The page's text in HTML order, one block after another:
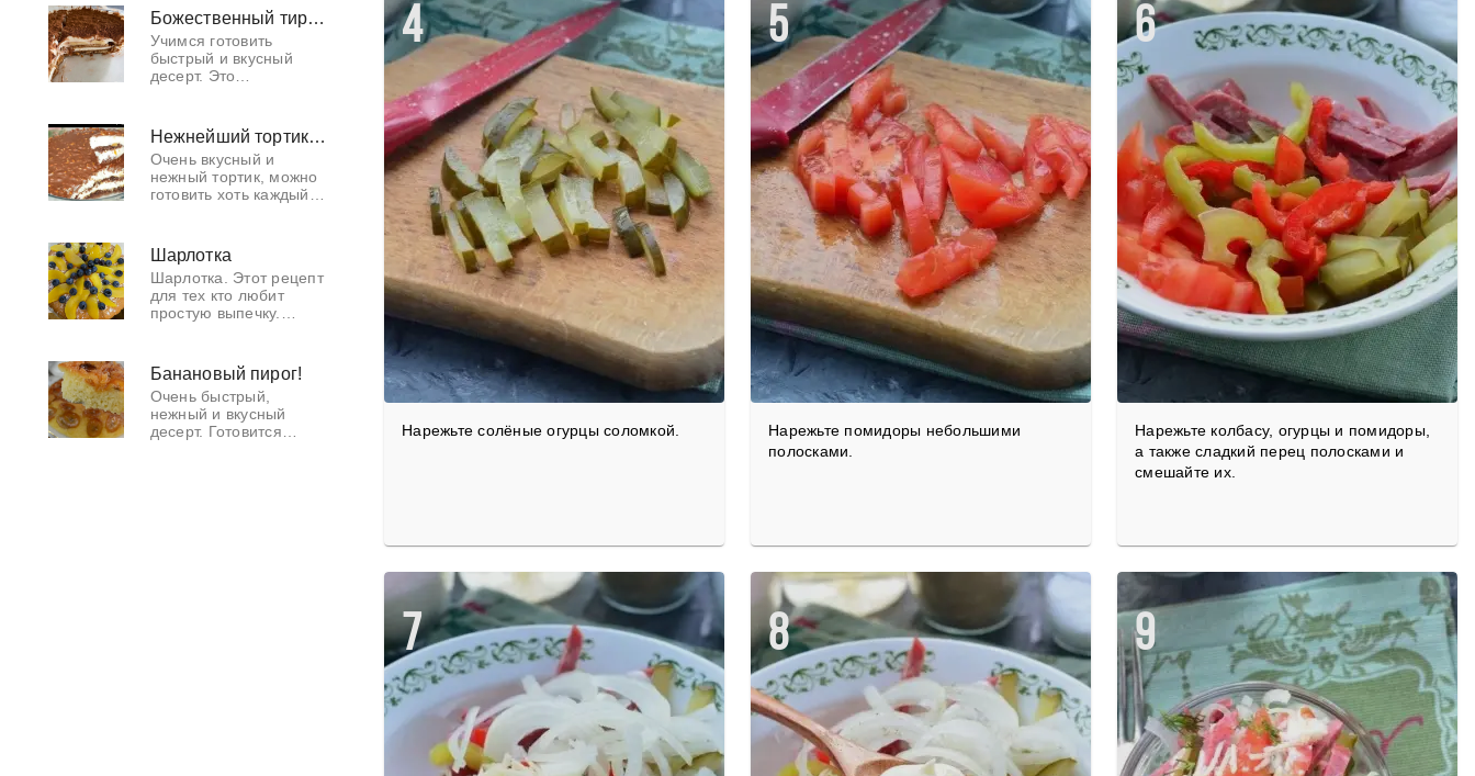
сухой!
Божественный тирамису
Учимся готовить
быстрый и вкусный
десерт. Это
божественно вкусная. Нежнейший тортик на десерт!
Очень вкусный и
нежный тортик, можно
готовить хоть каждый
Шарлотка
Шарлотка. Этот рецепт
для тех кто любит
простую выпечку.
вкусной.
Банановый пирог!
Очень быстрый,
нежный и вкусный
десерт. Готовится
4
Нарежьте солёные огурцы соломкой.
5
Нарежьте помидоры небольшими
полосками.
6
Нарежьте колбасу, огурцы и помидоры,
а также сладкий перец полосками и
смешайте их.
7 8 9